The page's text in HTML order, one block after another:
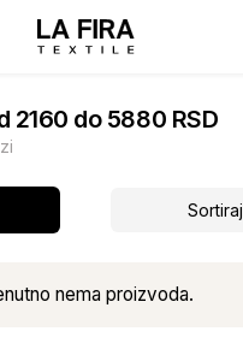
2160 do 5880 RSD
Sortiraj
nema proizvoda.